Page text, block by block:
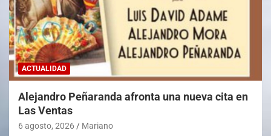
ACTUALIDAD
Alejandro Peñaranda afronta una nueva cita en
Las Ventas
6 agosto, 2026 Mariano